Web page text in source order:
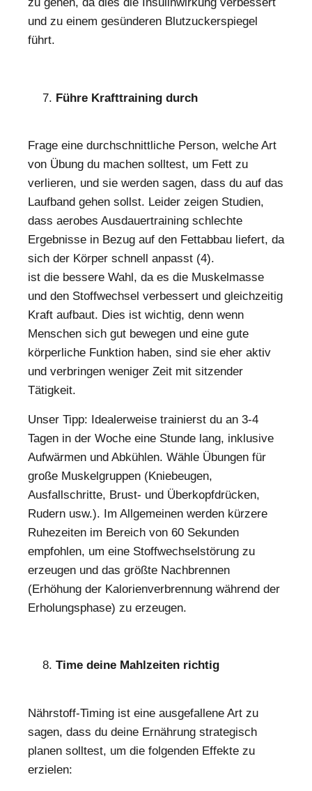
und zu einem gesünderen Blutzuckerspiegel
führt.
Führe Krafttraining durch
Frage eine durchschnittliche Person, welche Art
von Übung du machen solltest, um Fett zu
verlieren, und sie werden sagen, dass du auf das
Laufband gehen sollst. Leider zeigen Studien,
dass aerobes Ausdauertraining schlechte
Ergebnisse in Bezug auf den Fettabbau liefert, da
sich der Körper schnell anpasst (4).
ist die bessere Wahl, da es die Muskelmasse
und den Stoffwechsel verbessert und gleichzeitig
Kraft aufbaut. Dies ist wichtig, denn wenn
Menschen sich gut bewegen und eine gute
körperliche Funktion haben, sind sie eher aktiv
und verbringen weniger Zeit mit sitzender
Tätigkeit.
Unser Tipp: Idealerweise trainierst du an 3-4
Tagen in der Woche eine Stunde lang, inklusive
Aufwärmen und Abkühlen. Wähle Übungen für
große Muskelgruppen (Kniebeugen,
Ausfallschritte, Brust- und Überkopfdrücken,
Rudern usw.). Im Allgemeinen werden kürzere
Ruhezeiten im Bereich von 60 Sekunden
empfohlen, um eine Stoffwechselstörung zu
erzeugen und das größte Nachbrennen
(Erhöhung der Kalorienverbrennung während der
Erholungsphase) zu erzeugen.
Time deine Mahlzeiten richtig
Nährstoff-Timing ist eine ausgefallene Art zu
sagen, dass du deine Ernährung strategisch
planen solltest, um die folgenden Effekte zu
erzielen: